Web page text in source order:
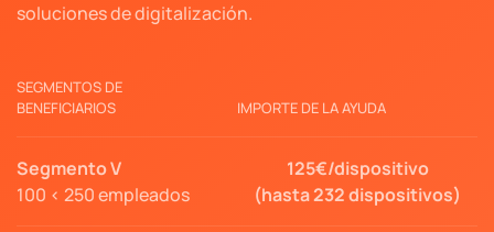
soluciones de digitalización.
SEGMENTOS DE
BENEFICIARIOS
IMPORTE DE LA AYUDA
Segmento V
100 < 250 empleados
125€/dispositivo
(hasta 232 dispositivos)